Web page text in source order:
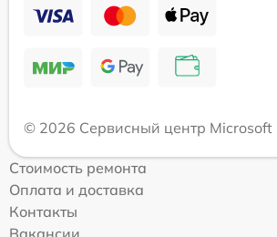
© 2026 Сервисный центр Microsoft
Стоимость ремонта
Оплата и доставка
Контакты
Вакансии